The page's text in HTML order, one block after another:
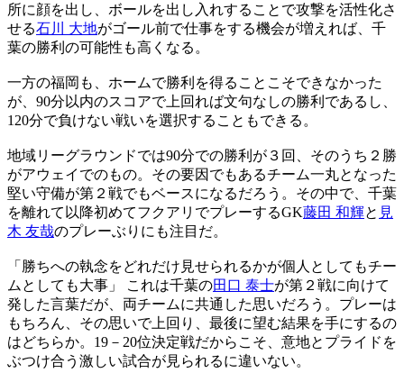
所に顔を出し、ボールを出し入れすることで攻撃を活性化さ
せる石川 大地がゴール前で仕事をする機会が増えれば、千
葉の勝利の可能性も高くなる。
一方の福岡も、ホームで勝利を得ることこそできなかった
が、90分以内のスコアで上回れば文句なしの勝利であるし、
120分で負けない戦いを選択することもできる。
地域リーグラウンドでは90分での勝利が３回、そのうち２勝
がアウェイでのもの。その要因でもあるチーム一丸となった
堅い守備が第２戦でもベースになるだろう。その中で、千葉
を離れて以降初めてフクアリでプレーするGK藤田 和輝と 見
木 友哉のプレーぶりにも注目だ。
「勝ちへの執念をどれだけ見せられるかが個人としてもチー
ムとしても大事」 これは千葉の田口 泰士が第２戦に向けて
発した言葉だが、両チームに共通した思いだろう。プレーは
もちろん、その思いで上回り、最後に望む結果を手にするの
はどちらか。19－20位決定戦だからこそ、意地とプライドを
ぶつけ合う激しい試合が見られるに違いない。